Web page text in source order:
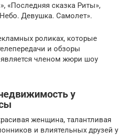
«Последняя сказка Риты»,
Девушка. Самолет».
роликах, которые
и обзоры
членом жюри шоу
у
женщина, талантливая
и влиятельных друзей у